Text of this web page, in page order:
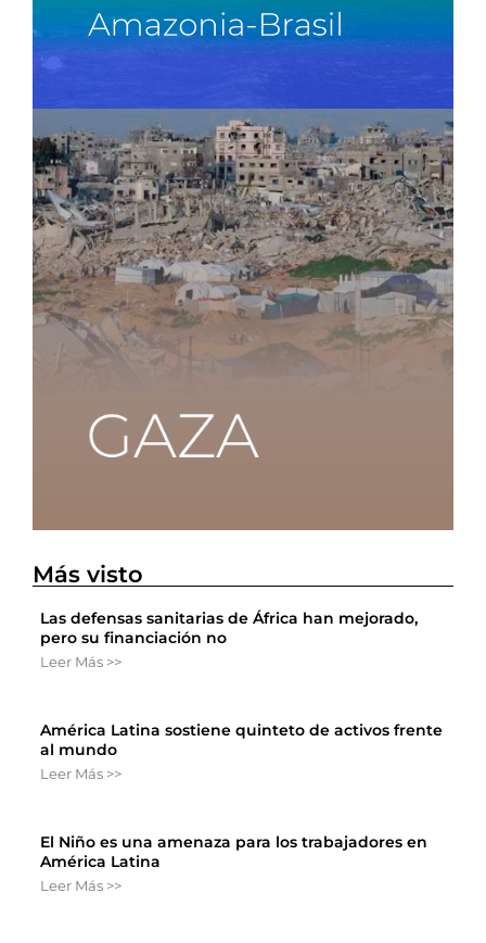
Más visto
Las defensas sanitarias de África han mejorado,
pero su financiación no
Leer Más >>
América Latina sostiene quinteto de activos frente
al mundo
Leer Más >>
El Niño es una amenaza para los trabajadores en
América Latina
Leer Más >>